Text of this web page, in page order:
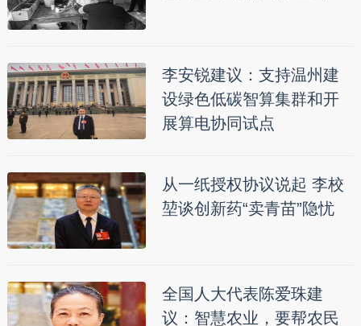
李安锐建议：支持温州建
设绿色低碳智算集群和开
展算电协同试点
从一纸授权协议说起 李校
堃谈创新药“卖青苗”隐忧
全国人大代表陈爱珠建
议：智慧农业，要帮农民